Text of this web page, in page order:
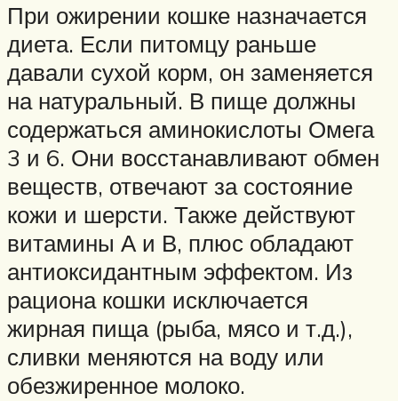
При ожирении кошке назначается
диета. Если питомцу раньше
давали сухой корм, он заменяется
на натуральный. В пище должны
содержаться аминокислоты Омега
3 и 6. Они восстанавливают обмен
веществ, отвечают за состояние
кожи и шерсти. Также действуют
витамины А и В, плюс обладают
антиоксидантным эффектом. Из
рациона кошки исключается
жирная пища (рыба, мясо и т.д.),
сливки меняются на воду или
обезжиренное молоко.